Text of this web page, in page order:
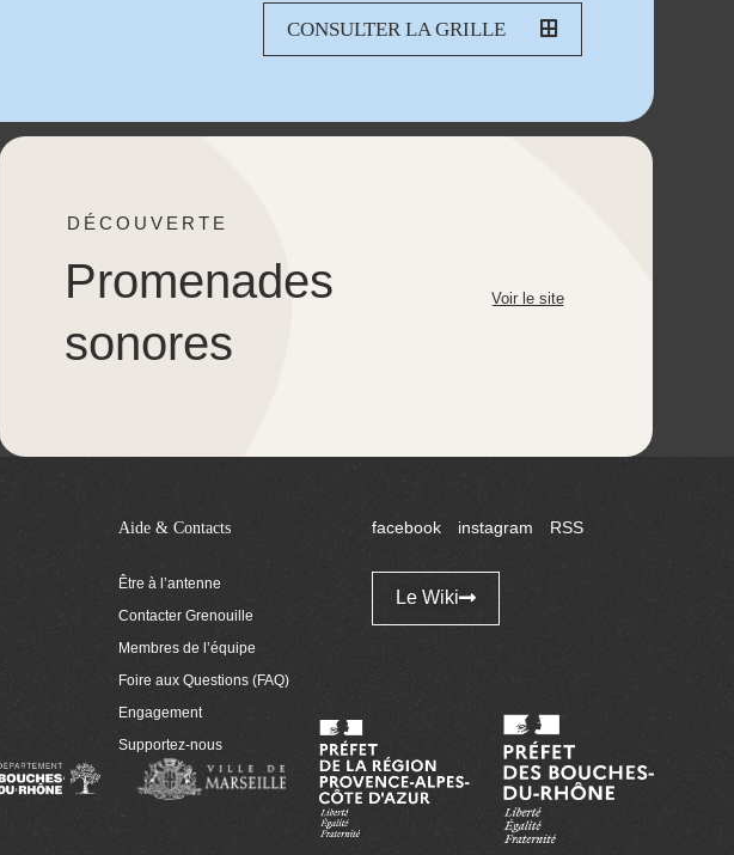
CONSULTER LA GRILLE
DÉCOUVERTE
Promenades
sonores
Voir le site
Aide & Contacts
Être à l’antenne
Contacter Grenouille
Membres de l’équipe
Foire aux Questions (FAQ)
Engagement
Supportez-nous
facebook instagram RSS
Le Wiki